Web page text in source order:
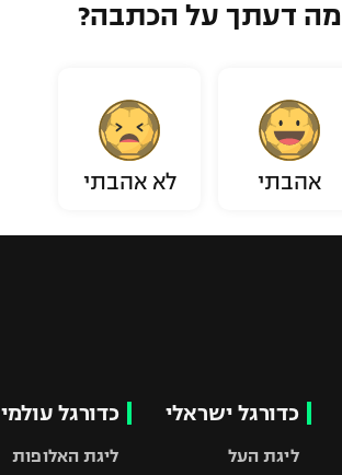
מה דעתך על הכתבה?
אהבתי לא אהבתי
כדורגל ישראלי
ליגת העל
כדורגל עולמי
ליגת האלופות